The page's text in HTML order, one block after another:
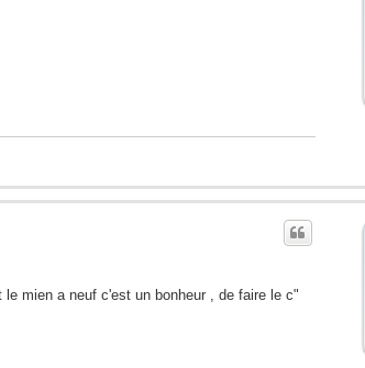
mien a neuf c'est un bonheur , de faire le c"